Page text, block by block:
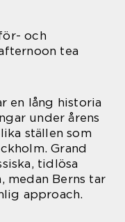
och
tea
en lång historia
under årens
ställen som
Grand
tidlösa
medan Berns tar
approach.